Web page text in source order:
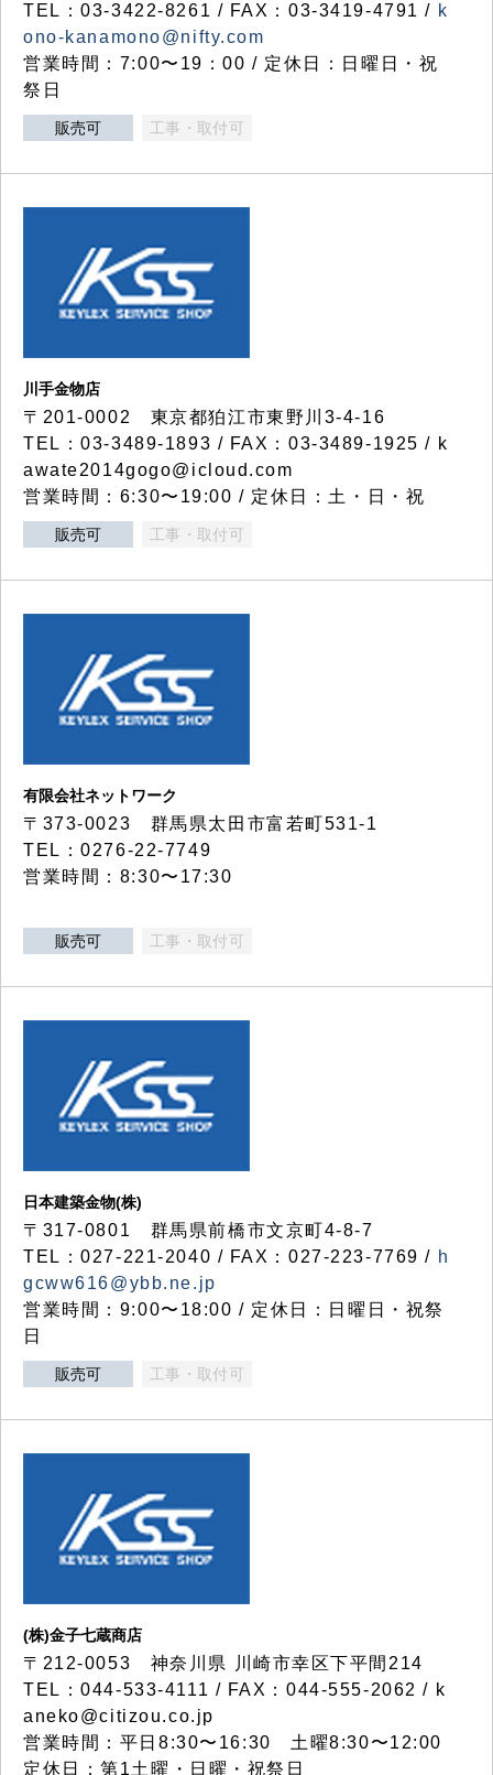
TEL：03-3422-8261 / FAX：03-3419-4791 / k
ono-kanamono@nifty.com
営業時間：7:00〜19：00 / 定休日：日曜日・祝
祭日
販売可 工事・取付可
川手金物店
〒201-0002 東京都狛江市東野川3-4-16
TEL：03-3489-1893 / FAX：03-3489-1925 / k
awate2014gogo@icloud.com
営業時間：6:30〜19:00 / 定休日：土・日・祝
販売可 工事・取付可
有限会社ネットワーク
〒373-0023 群馬県太田市富若町531-1
TEL：0276-22-7749
営業時間：8:30〜17:30
販売可 工事・取付可
日本建築金物(株)
〒317‐0801 群馬県前橋市文京町4-8-7
TEL：027-221-2040 / FAX：027-223-7769 / h
gcww616@ybb.ne.jp
営業時間：9:00〜18:00 / 定休日：日曜日・祝祭
日
販売可 工事・取付可
(株)金子七蔵商店
〒212-0053 神奈川県 川崎市幸区下平間214
TEL：044-533-4111 / FAX：044-555-2062 / k
aneko@citizou.co.jp
営業時間：平日8:30〜16:30 土曜8:30〜12:00
定休日：第1土曜・日曜・祝祭日